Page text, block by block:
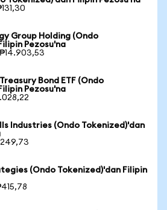
Group Holding (Ondo
Pezosu'na
Bond ETF (Ondo
Pezosu'na
Industries (Ondo Tokenized)'dan
(Ondo Tokenized)'dan Filipin